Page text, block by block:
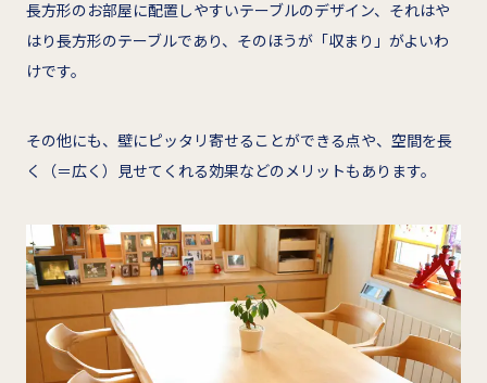
長方形のお部屋に配置しやすいテーブルのデザイン、それはや
はり長方形のテーブルであり、そのほうが「収まり」がよいわ
けです。
その他にも、壁にピッタリ寄せることができる点や、空間を長
く（＝広く）見せてくれる効果などのメリットもあります。